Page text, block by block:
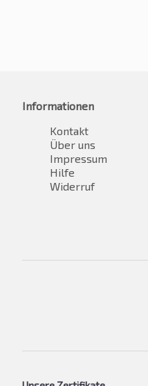
Informationen
Kontakt
Über uns
Impressum
Hilfe
Widerruf